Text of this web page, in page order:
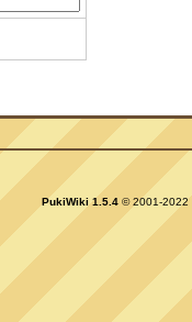
PukiWiki 1.5.4 © 2001-2022